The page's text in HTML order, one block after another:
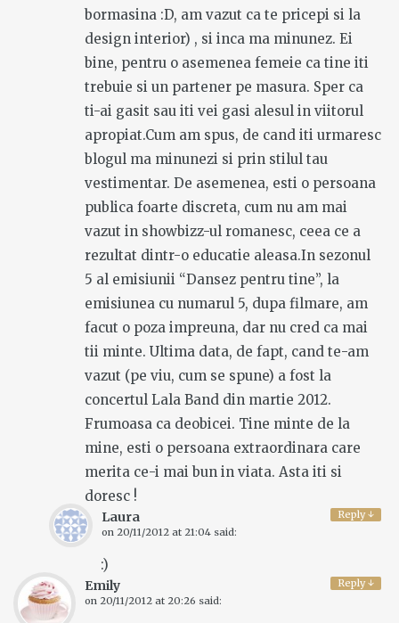
bormasina :D, am vazut ca te pricepi si la
design interior) , si inca ma minunez. Ei
bine, pentru o asemenea femeie ca tine iti
trebuie si un partener pe masura. Sper ca
ti-ai gasit sau iti vei gasi alesul in viitorul
apropiat.Cum am spus, de cand iti urmaresc
blogul ma minunezi si prin stilul tau
vestimentar. De asemenea, esti o persoana
publica foarte discreta, cum nu am mai
vazut in showbizz-ul romanesc, ceea ce a
rezultat dintr-o educatie aleasa.In sezonul
5 al emisiunii “Dansez pentru tine”, la
emisiunea cu numarul 5, dupa filmare, am
facut o poza impreuna, dar nu cred ca mai
tii minte. Ultima data, de fapt, cand te-am
vazut (pe viu, cum se spune) a fost la
concertul Lala Band din martie 2012.
Frumoasa ca deobicei. Tine minte de la
mine, esti o persoana extraordinara care
merita ce-i mai bun in viata. Asta iti si
doresc !
Reply↓
Laura
on 20/11/2012 at 21:04 said:
:)
Reply↓
Emily
on 20/11/2012 at 20:26 said: